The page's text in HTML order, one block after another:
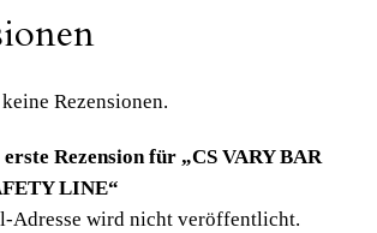
Rezensionen.
Rezension für „CS VARY BAR
LINE“
Adresse wird nicht veröffentlicht.